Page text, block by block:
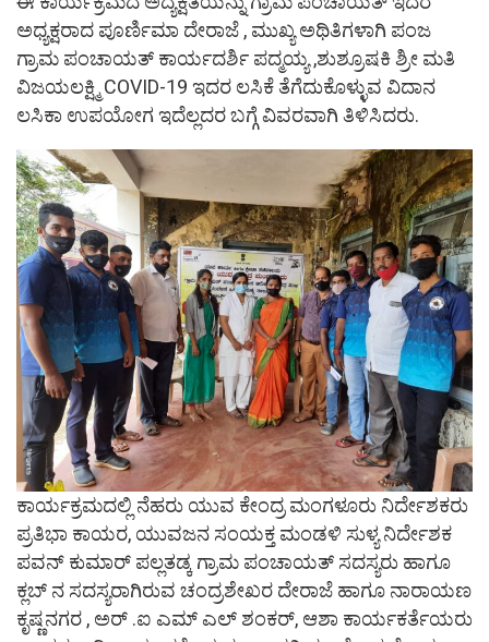
ಅಧ್ಯಕ್ಷರಾದ ಪೂರ್ಣಿಮಾ ದೇರಾಜೆ , ಮುಖ್ಯ ಅಥಿತಿಗಳಾಗಿ ಪಂಜ
ಗ್ರಾಮ ಪಂಚಾಯತ್ ಕಾರ್ಯದರ್ಶಿ ಪದ್ಮಯ್ಯ ,ಶುಶ್ರೂಷಕಿ ಶ್ರೀ ಮತಿ‌
ವಿಜಯಲಕ್ಷ್ಮಿ COVID-19 ಇದರ ಲಸಿಕೆ ತೆಗೆದುಕೊಳ್ಳುವ ವಿದಾನ
ಲಸಿಕಾ‌ ಉಪಯೋಗ ಇದೆಲ್ಲದರ ಬಗ್ಗೆ ವಿವರವಾಗಿ ತಿಳಿಸಿದರು.
ಕಾರ್ಯಕ್ರಮದಲ್ಲಿ ನೆಹರು ಯುವ ಕೇಂದ್ರ ಮಂಗಳೂರು ನಿರ್ದೇಶಕರು
ಪ್ರತಿಭಾ ಕಾಯರ, ಯುವಜನ ಸಂಯಕ್ತ ಮಂಡಳಿ ಸುಳ್ಯ ನಿರ್ದೇಶಕ
ಪವನ್‌ ಕುಮಾರ್ ಪಲ್ಲತಡ್ಕ ಗ್ರಾಮ ಪಂಚಾಯತ್ ಸದಸ್ಯರು ಹಾಗೂ
ಕ್ಲಬ್ ನ‌‌ ಸದಸ್ಯರಾಗಿರುವ ಚಂದ್ರಶೇಖರ ದೇರಾಜೆ ಹಾಗೂ ನಾರಾಯಣ
ಕೃಷ್ಣನಗರ , ಅರ್ .ಐ ಎಮ್ ಎಲ್ ಶಂಕರ್, ಆಶಾ ಕಾರ್ಯಕರ್ತೆಯರು